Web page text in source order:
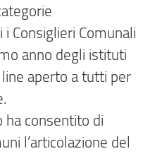
Consiglieri Comunali
anno degli istituti
aperto a tutti per
ha consentito di
l’articolazione del